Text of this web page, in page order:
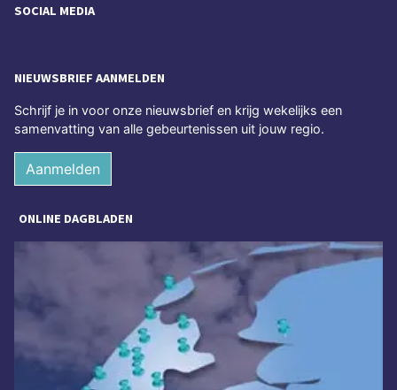
SOCIAL MEDIA
NIEUWSBRIEF AANMELDEN
Schrijf je in voor onze nieuwsbrief en krijg wekelijks een
samenvatting van alle gebeurtenissen uit jouw regio.
Aanmelden
ONLINE DAGBLADEN